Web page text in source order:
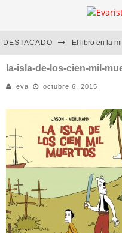
DESTACADO
Marcelo Rubio
Diego Meret |
Alejandra
la-isla-de-los-cien-mil-
eva octubre 6, 2015